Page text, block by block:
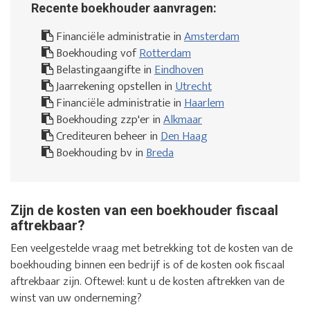
Recente boekhouder aanvragen:
Financiële administratie inAmsterdam
Boekhouding vofRotterdam
Belastingaangifte inEindhoven
Jaarrekening opstellen inUtrecht
Financiële administratie inHaarlem
Boekhouding zzp'er inAlkmaar
Crediteuren beheer inDen Haag
Boekhouding bv inBreda
Zijn de kosten van een boekhouder fiscaal
aftrekbaar?
Een veelgestelde vraag met betrekking tot de kosten van de
boekhouding binnen een bedrijf is of de kosten ook fiscaal
aftrekbaar zijn. Oftewel: kunt u de kosten aftrekken van de
winst van uw onderneming?